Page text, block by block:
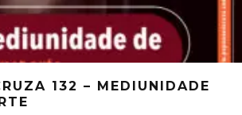
132 – MEDIUNIDADE